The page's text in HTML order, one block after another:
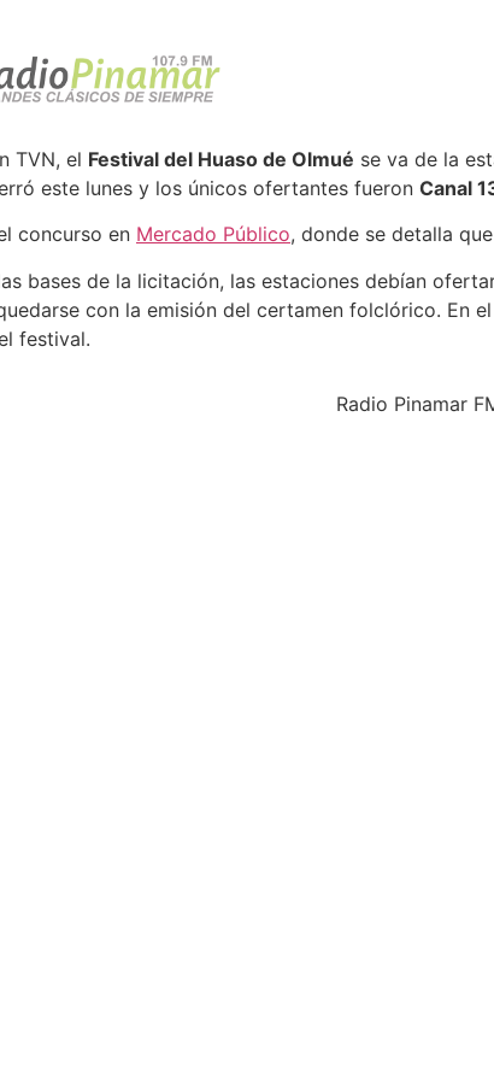
del Huaso de
ofertaron y
TVN, el Festival del Huaso de Olmué se va de la
este lunes y los únicos ofertantes fueron Canal
concurso en Mercado Público, donde se detalla
bases de la licitación, las estaciones debían
con la emisión del certamen folclórico. En
festival.
Radio Pinamar